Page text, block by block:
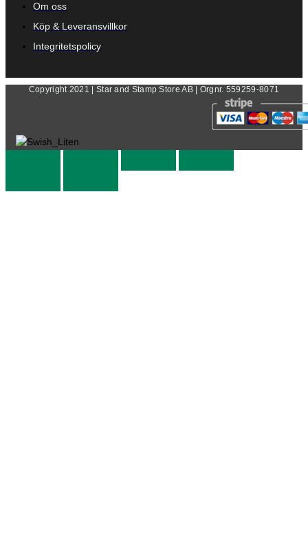
Om oss
Köp & Leveransvillkor
Integritetspolicy
Copyright 2021 | Star and Stamp Store AB | Orgnr. 559259-8071